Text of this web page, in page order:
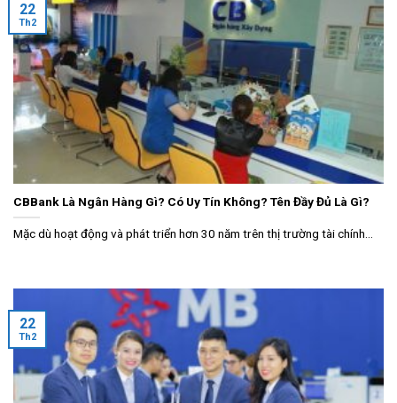
CBBank Là Ngân Hàng Gì? Có Uy Tín Không? Tên Đầy Đủ Là Gì?
Mặc dù hoạt động và phát triển hơn 30 năm trên thị trường tài chính...
22
Th2
22
Th2